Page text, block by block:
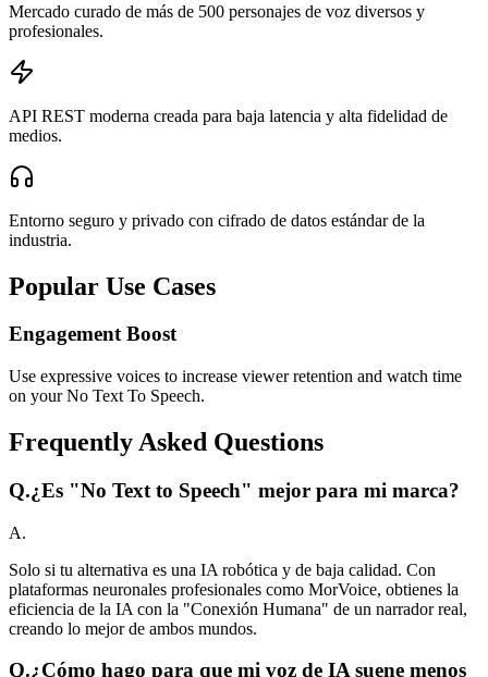
Mercado curado de más de 500 personajes de voz diversos y
profesionales.
API REST moderna creada para baja latencia y alta fidelidad de
medios.
Entorno seguro y privado con cifrado de datos estándar de la
industria.
Popular Use Cases
Engagement Boost
Use expressive voices to increase viewer retention and watch time
on your No Text To Speech.
Frequently Asked Questions
Q.¿Es "No Text to Speech" mejor para mi marca?
A.
Solo si tu alternativa es una IA robótica y de baja calidad. Con
plataformas neuronales profesionales como MorVoice, obtienes la
eficiencia de la IA con la "Conexión Humana" de un narrador real,
creando lo mejor de ambos mundos.
Q.¿Cómo hago para que mi voz de IA suene menos